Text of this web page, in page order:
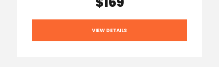
VIEW DETAILS